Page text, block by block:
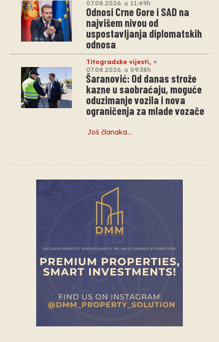
07.08.2026. u 11:49h
Odnosi Crne Gore i SAD na
najvišem nivou od
uspostavljanja diplomatskih
odnosa
Titogradske vijesti,
07.08.2026. u 09:38h
Šaranović: Od danas strože
kazne u saobraćaju, moguće
oduzimanje vozila i nova
ograničenja za mlade vozače
Još članaka…